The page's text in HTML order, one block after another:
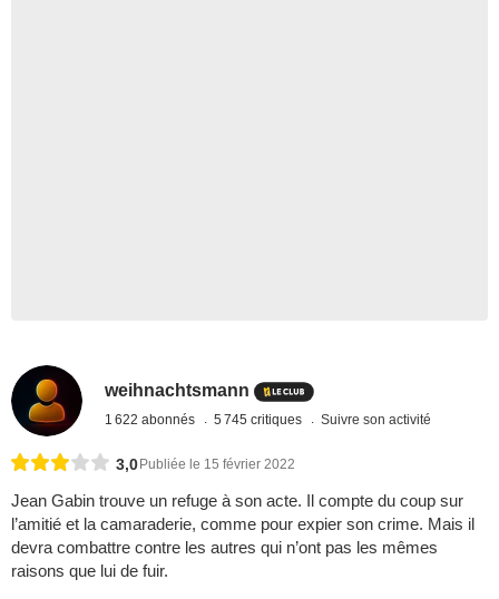
weihnachtsmann
1 622 abonnés 5 745 critiques Suivre son activité
3,0 Publiée le 15 février 2022
Jean Gabin trouve un refuge à son acte. Il compte du coup sur
l’amitié et la camaraderie, comme pour expier son crime. Mais il
devra combattre contre les autres qui n’ont pas les mêmes
raisons que lui de fuir.